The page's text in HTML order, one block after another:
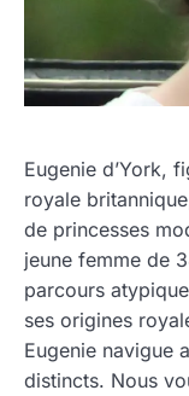
Eugenie d’York,
royale
de princesses
jeune femme de
parcours
ses origines
Eugenie navigue
distincts. Nous